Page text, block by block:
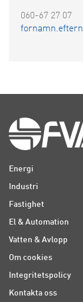
060-67 27 07
Energi
Industri
Fastighet
El & Automation
Vatten & Avlopp
Om cookies
Integritetspolicy
Kontakta oss